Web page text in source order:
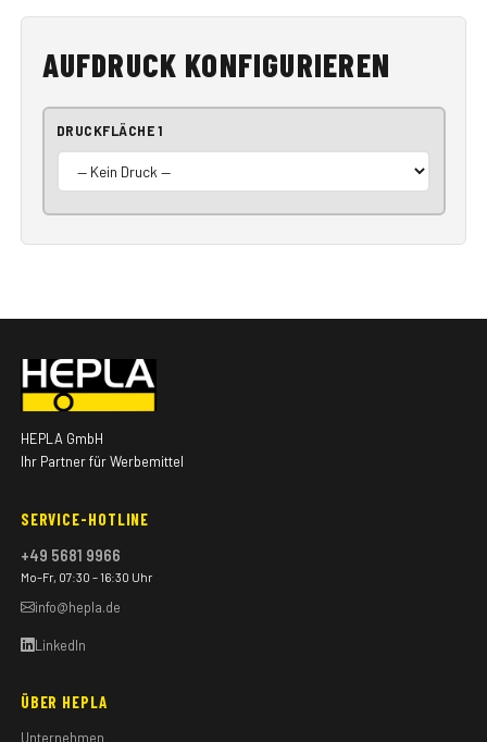
AUFDRUCK KONFIGURIEREN
DRUCKFLÄCHE 1
HEPLA GmbH
Ihr Partner für Werbemittel
SERVICE-HOTLINE
+49 5681 9966
Mo–Fr, 07:30 – 16:30 Uhr
info@hepla.de
LinkedIn
ÜBER HEPLA
Unternehmen